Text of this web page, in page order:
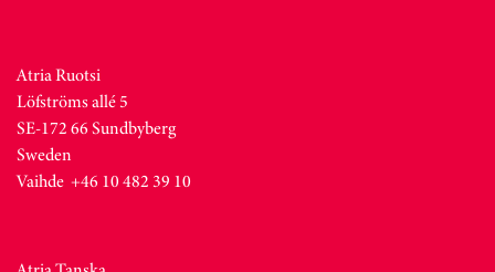
Atria Ruotsi
Löfströms allé 5
SE-172 66 Sundbyberg
Sweden
Vaihde +46 10 482 39 10